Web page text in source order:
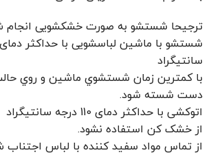
ترجیحا شستشو به صورت خشکشویی انجام
سانتیگراد
با کمترين زمان شستشوي ماشين و روي
دست شسته شود.
اتوکشی با حداکثر دمای 110 درجه سانتیگراد
از خشک کن استفاده نشود.
از تماس مواد سفید کننده با لباس اجتناب